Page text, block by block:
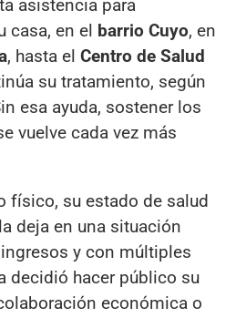
asistencia para
casa, en el barrio Cuyo, en
, hasta el Centro de Salud
su tratamiento, según
esa ayuda, sostener los
vuelve cada vez más
físico, su estado de salud
deja en una situación
y con múltiples
decidió hacer público su
económica o